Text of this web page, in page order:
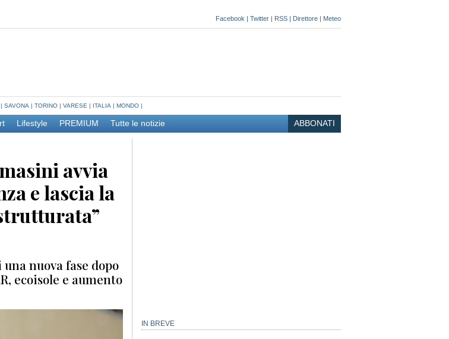
Facebook | Twitter | RSS | Direttore | Meteo
| SAVONA | TORINO | VARESE | ITALIA | MONDO |
Lifestyle PREMIUM Tutte le notizie ABBONATI
avvia
e lascia la
nuova fase dopo
ecoisole e aumento
IN BREVE